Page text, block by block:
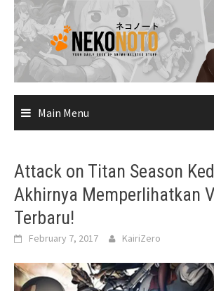
Skip
content
Main Menu
Attack on Titan Season
Akhirnya Memperlihatkan
Terbaru!
February 7, 2017 KairiZero